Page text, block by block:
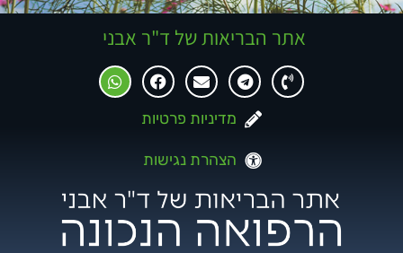
אתר הבריאות של ד"ר אבני
מדיניות פרטיות
הצהרת נגישות